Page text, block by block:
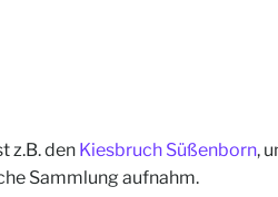
z.B. den Kiesbruch Süßenborn,
Sammlung aufnahm.